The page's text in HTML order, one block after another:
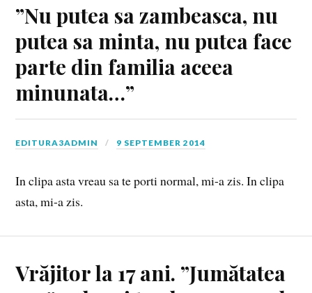
”Nu putea sa zambeasca, nu
putea sa minta, nu putea face
parte din familia aceea
minunata…”
EDITURA3ADMIN 9 SEPTEMBER 2014
In clipa asta vreau sa te porti normal, mi-a zis. In clipa
asta, mi-a zis.
Vrăjitor la 17 ani. ”Jumătatea